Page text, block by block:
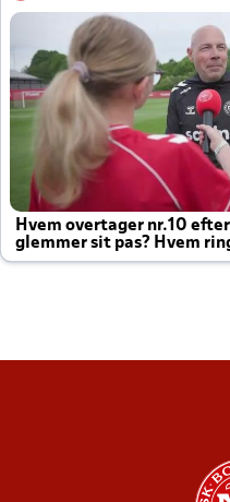
Hvem overtager nr.10
glemmer sit pas? Hvem
altid til efter kampe?